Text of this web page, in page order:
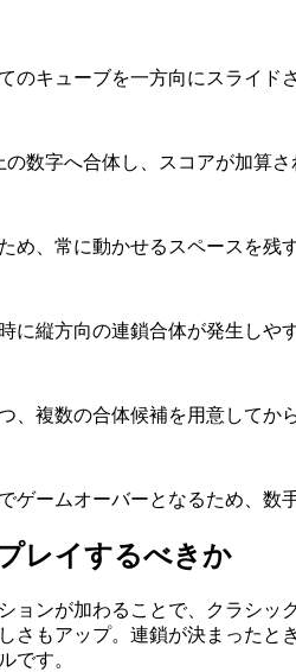
のキューブを一方向にスライド
数字へ合体し、スコアが加算さ
め、常に動かせるスペースを残
に縦方向の連鎖合体が発生しや
、複数の合体候補を用意してか
ゲームオーバーとなるため、数
レイするべきか
ョンが加わることで、クラシ
さもアップ。連鎖が決まった
です。